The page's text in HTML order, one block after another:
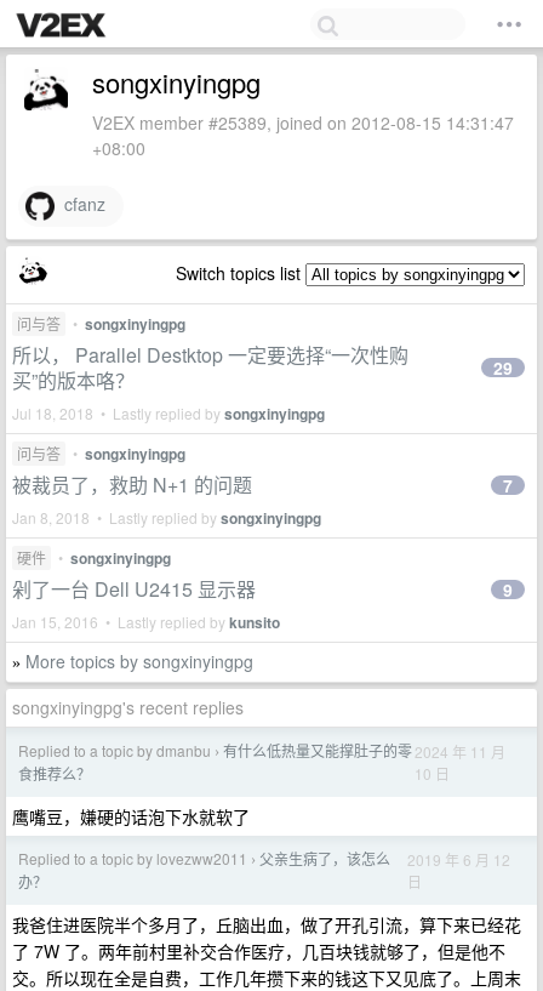
songxinyingpg
V2EX member #25389, joined on 2012-08-15 14:31:47
+08:00
cfanz
Switch topics list
问与答 • songxinyingpg
所以， Parallel Destktop 一定要选择“一次性购
买”的版本咯？
Jul 18, 2018 • Lastly replied bysongxinyingpg
29
问与答 • songxinyingpg
被裁员了，救助 N+1 的问题
Jan 8, 2018 • Lastly replied bysongxinyingpg
7
硬件 • songxinyingpg
剁了一台 Dell U2415 显示器
Jan 15, 2016 • Lastly replied bykunsito
9
» More topics by songxinyingpg
songxinyingpg's recent replies
Replied to a topic by dmanbu › 有什么低热量又能撑肚子的零
食推荐么？
2024 年 11 月
10 日
鹰嘴豆，嫌硬的话泡下水就软了
Replied to a topic by lovezww2011 › 父亲生病了，该怎么
办？
2019 年 6 月 12
日
我爸住进医院半个多月了，丘脑出血，做了开孔引流，算下来已经花
了 7W 了。两年前村里补交合作医疗，几百块钱就够了，但是他不
交。所以现在全是自费，工作几年攒下来的钱这下又见底了。上周末